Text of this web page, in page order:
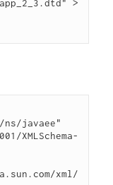
ns/javaee"
XMLSchema-
xml/